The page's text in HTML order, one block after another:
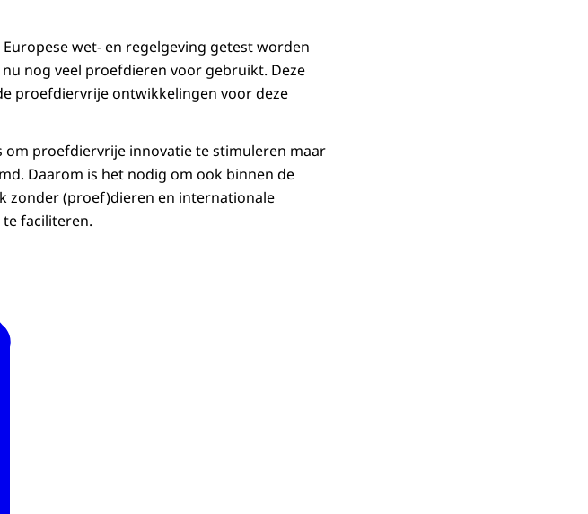
wet- en regelgeving getest worden
nog veel proefdieren voor gebruikt. Deze
proefdiervrije ontwikkelingen voor deze
proefdiervrije innovatie te stimuleren maar
Daarom is het nodig om ook binnen de
zonder (proef)dieren en internationale
faciliteren.